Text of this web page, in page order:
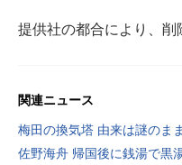
提供社の都合により、削
関連ニュース
梅田の換気塔 由来は謎のまま
佐野海舟 帰国後に銭湯で黒